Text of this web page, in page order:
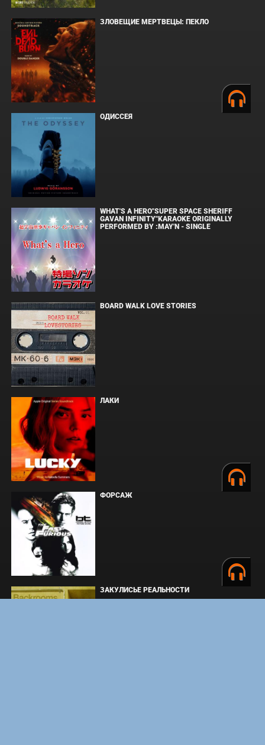
ЗЛОВЕЩИЕ МЕРТВЕЦЫ: ПЕКЛО
ОДИССЕЯ
WHAT'S A HERO"SUPER SPACE SHERIFF
GAVAN INFINITY"KARAOKE ORIGINALLY
PERFORMED BY :MAY'N - SINGLE
BOARD WALK LOVE STORIES
ЛАКИ
ФОРСАЖ
ЗАКУЛИСЬЕ РЕАЛЬНОСТИ